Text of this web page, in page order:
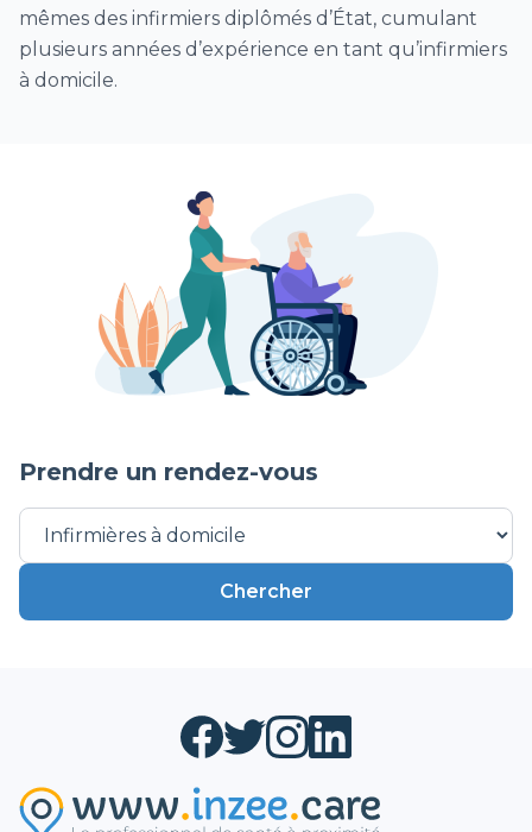
Autre soins infirmiers
mêmes des infirmiers diplômés d’État, cumulant
plusieurs années d’expérience en tant qu’infirmiers
à domicile.
Prendre un rendez-vous
Chercher